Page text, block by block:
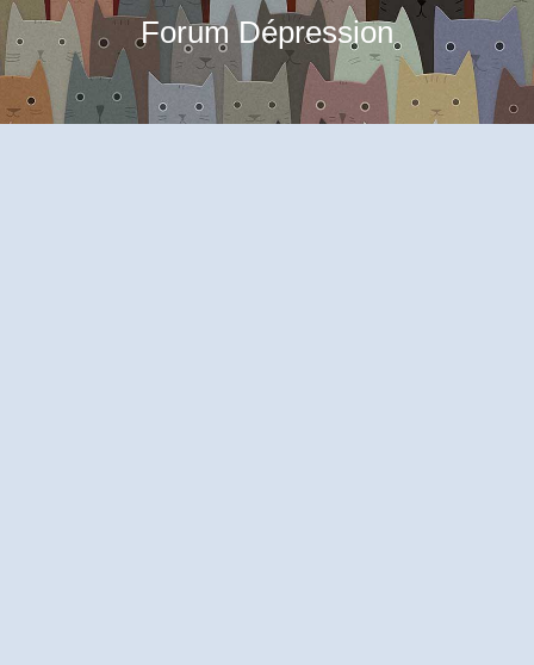
Forum Dépression